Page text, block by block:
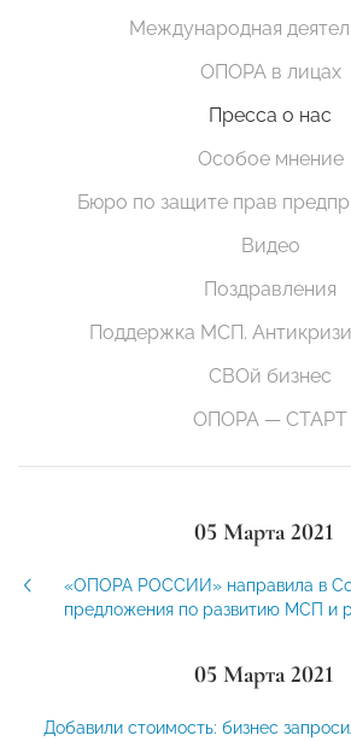
Международная
ОПОРА в лицах
Пресса о нас
Особое мнение
Бюро по защите прав
Видео
Поздравления
Поддержка МСП.
СВОй бизнес
ОПОРА — СТАРТ
05 Марта 2021
«ОПОРА РОССИИ» направила в
предложения по развитию МСП и
05 Марта 2021
Добавили стоимость: бизнес